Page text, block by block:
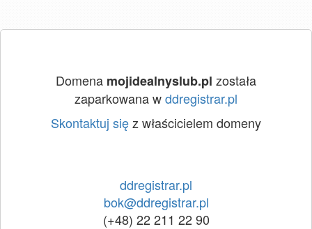
Domena mojidealnyslub.pl została
zaparkowana wddregistrar.pl
Skontaktuj sięz właścicielem domeny
ddregistrar.pl
bok@ddregistrar.pl
(+48) 22 211 22 90